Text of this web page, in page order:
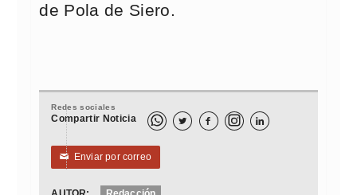
de Pola de Siero.
Redes sociales
Compartir Noticia   
✉ Enviar por correo